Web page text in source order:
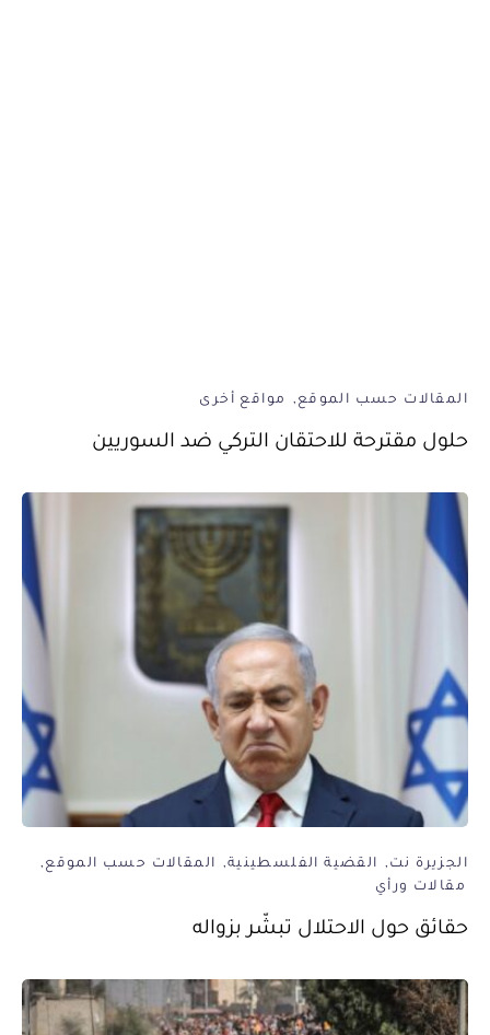
المقالات حسب الموقع مواقع أخرى
حلول مقترحة للاحتقان التركي ضد السوريين
الجزيرة نت القضية الفلسطينية
المقالات حسب الموقع
مقالات ورأي
حقائق حول الاحتلال تبشّر بزواله